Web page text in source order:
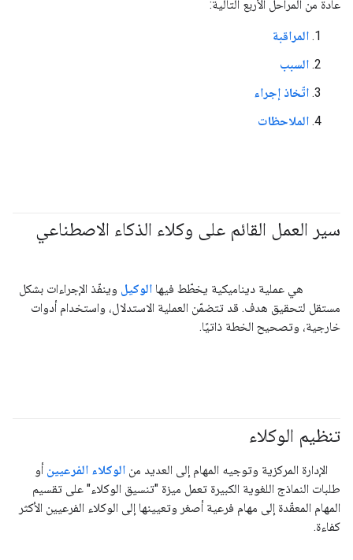
عادةً من المراحل الأربع التالية:
المراقبة
السبب
اتّخاذ إجراء
الملاحظات
سير العمل القائم على وكلاء الذكاء الاصطناعي
هي عملية ديناميكية يخطّط فيها الوكيل وينفّذ الإجراءات بشكل
مستقل لتحقيق هدف. قد تتضمّن العملية الاستدلال، واستخدام أدوات
خارجية، وتصحيح الخطة ذاتيًا.
تنظيم الوكلاء
الإدارة المركزية وتوجيه المهام إلى العديد من الوكلاء الفرعيين أو
طلبات النماذج اللغوية الكبيرة تعمل ميزة "تنسيق الوكلاء" على تقسيم
المهام المعقّدة إلى مهام فرعية أصغر وتعيينها إلى الوكلاء الفرعيين الأكثر
كفاءة.